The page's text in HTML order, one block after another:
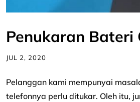
Penukaran Bateri
JUL 2, 2020
Pelanggan kami mempunyai
telefonnya perlu ditukar. Oleh itu,